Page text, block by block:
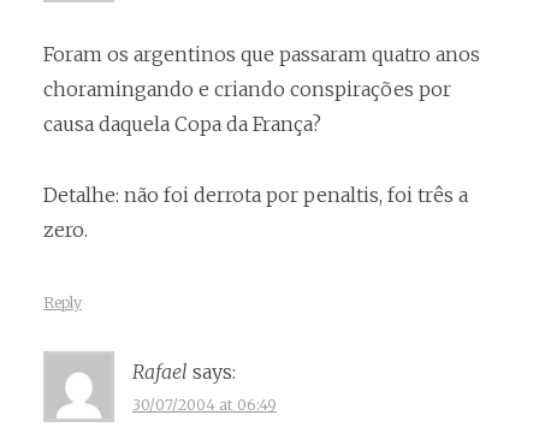
Foram os argentinos que passaram quatro anos
choramingando e criando conspirações por
causa daquela Copa da França?
Detalhe: não foi derrota por penaltis, foi três a
zero.
Reply
Rafael says:
30/07/2004 at 06:49